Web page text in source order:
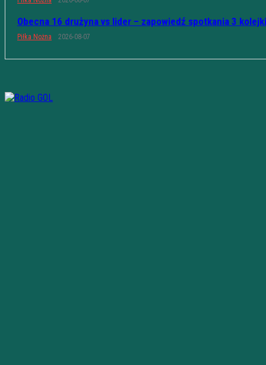
Obecna 16 drużyna vs lider – zapowiedź spotkania 3 kolejki
Piłka Nożna 2026-08-07